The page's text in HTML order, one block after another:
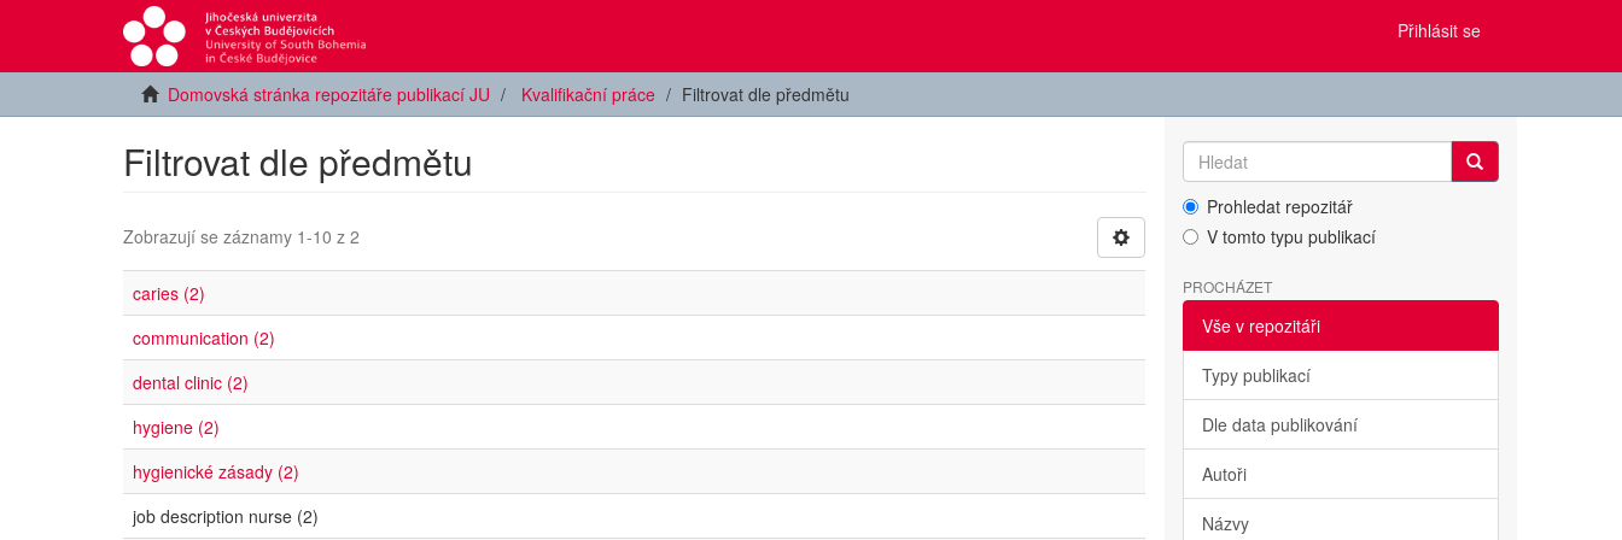
Přihlásit se
Domovská stránka repozitáře publikací JU Kvalifikační práce Filtrovat dle předmětu
Filtrovat dle předmětu
Zobrazují se záznamy 1-10 z 2
caries (2)
communication (2)
dental clinic (2)
hygiene (2)
hygienické zásady (2)
job description nurse (2)
Prohledat repozitář
V tomto typu publikací
PROCHÁZET
Vše v repozitáři
Typy publikací
Dle data publikování
Autoři
Názvy